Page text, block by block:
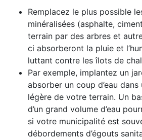
Remplacez le plus possible
minéralisées (asphalte,
terrain par des arbres et
ci absorberont la pluie et
luttant contre les îlots de
Par exemple, implantez un
absorber un coup d’eau
légère de votre terrain. Un
d’un grand volume d’eau
si votre municipalité est
débordements d’égouts